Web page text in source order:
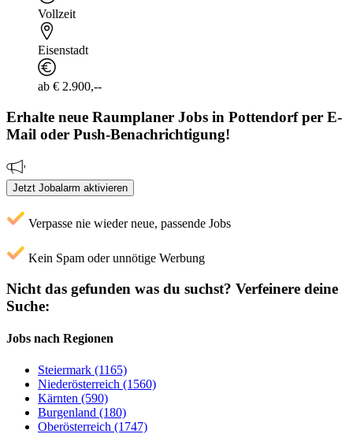
Vollzeit
Eisenstadt
ab € 2.900,--
Erhalte neue Raumplaner Jobs in Pottendorfper E-
Mail oder Push-Benachrichtigung!
Jetzt Jobalarm aktivieren
Verpasse nie wieder neue, passende Jobs
Kein Spam oder unnötige Werbung
Nicht das gefunden was du suchst? Verfeinere deine
Suche:
Jobs nach Regionen
Steiermark (1165)
Niederösterreich (1560)
Kärnten (590)
Burgenland (180)
Oberösterreich (1747)